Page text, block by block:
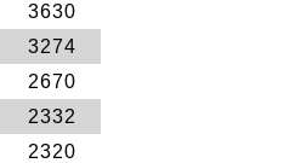
3630
3274
2670
2332
2320